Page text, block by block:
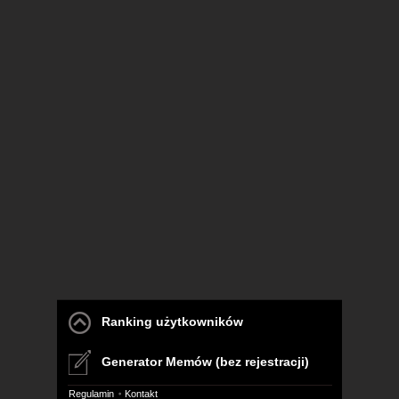
Ranking użytkowników
Generator Memów (bez rejestracji)
Regulamin Kontakt